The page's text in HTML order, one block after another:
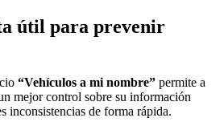
útil para prevenir
“Vehículos a mi nombre” permite a
mejor control sobre su información
inconsistencias de forma rápida.